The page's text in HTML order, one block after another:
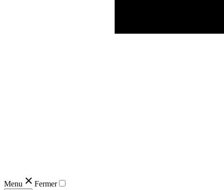
Menu Fermer